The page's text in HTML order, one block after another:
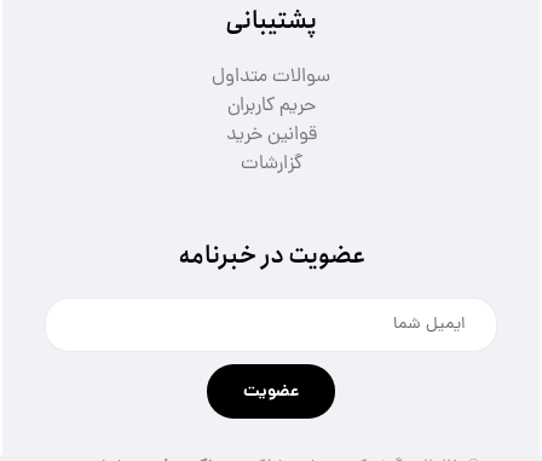
پشتیبانی
سوالات متداول
حریم کاربران
قوانین خرید
گزارشات
عضویت در خبرنامه
عضویت